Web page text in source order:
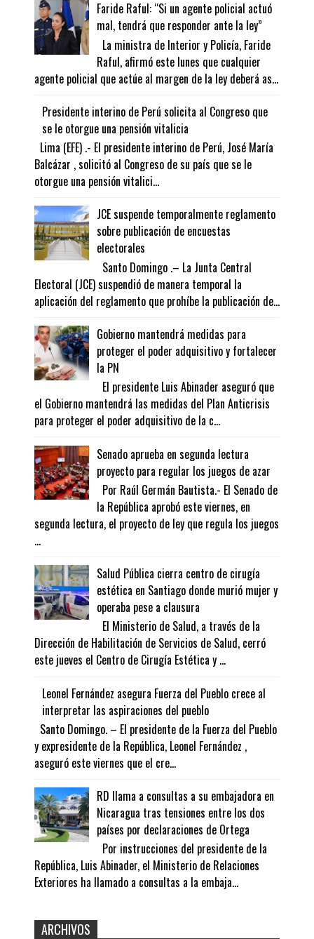
Faride Raful: “Si un agente policial actuó
mal, tendrá que responder ante la ley”
La ministra de Interior y Policía, Faride
Raful, afirmó este lunes que cualquier
agente policial que actúe al margen de la ley deberá as...
Presidente interino de Perú solicita al Congreso que
se le otorgue una pensión vitalicia
Lima (EFE) .- El presidente interino de Perú, José María
Balcázar , solicitó al Congreso de su país que se le
otorgue una pensión vitalici...
JCE suspende temporalmente reglamento
sobre publicación de encuestas
electorales
Santo Domingo .– La Junta Central
Electoral (JCE) suspendió de manera temporal la
aplicación del reglamento que prohíbe la publicación de...
Gobierno mantendrá medidas para
proteger el poder adquisitivo y fortalecer
la PN
El presidente Luis Abinader aseguró que
el Gobierno mantendrá las medidas del Plan Anticrisis
para proteger el poder adquisitivo de la c...
Senado aprueba en segunda lectura
proyecto para regular los juegos de azar
Por Raúl Germán Bautista.- El Senado de
la República aprobó este viernes, en
segunda lectura, el proyecto de ley que regula los juegos
...
Salud Pública cierra centro de cirugía
estética en Santiago donde murió mujer y
operaba pese a clausura
El Ministerio de Salud, a través de la
Dirección de Habilitación de Servicios de Salud, cerró
este jueves el Centro de Cirugía Estética y ...
Leonel Fernández asegura Fuerza del Pueblo crece al
interpretar las aspiraciones del pueblo
Santo Domingo. – El presidente de la Fuerza del Pueblo
y expresidente de la República, Leonel Fernández ,
aseguró este viernes que el cre...
RD llama a consultas a su embajadora en
Nicaragua tras tensiones entre los dos
países por declaraciones de Ortega
Por instrucciones del presidente de la
República, Luis Abinader, el Ministerio de Relaciones
Exteriores ha llamado a consultas a la embaja...
ARCHIVOS